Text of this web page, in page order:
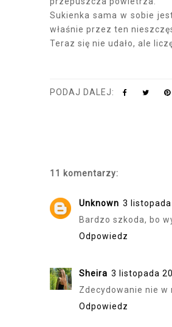
Sukienka sama w sobie
właśnie przez ten
Teraz się nie udało, ale
PODAJ DALEJ:
11 komentarzy:
Unknown 3
Bardzo szkoda, bo
Odpowiedz
Sheira 3 listopada
Zdecydowanie nie w
Odpowiedz